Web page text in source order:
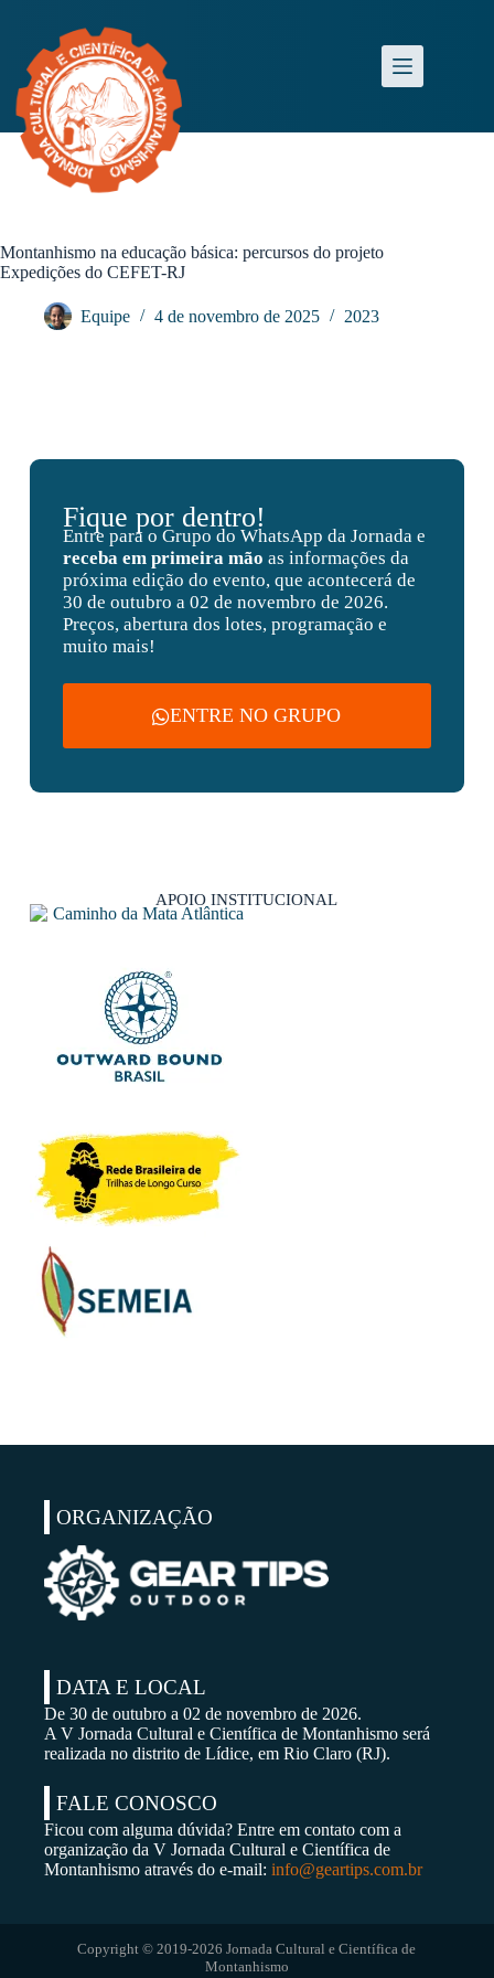
Montanhismo na educação básica: percursos do projeto
Expedições do CEFET-RJ
Equipe 4 de novembro de 2025 2023
Fique por dentro!
Entre para o Grupo do WhatsApp da Jornada e
receba em primeira mão as informações da
próxima edição do evento, que acontecerá de
30 de outubro a 02 de novembro de 2026.
Preços, abertura dos lotes, programação e
muito mais!
ENTRE NO GRUPO
APOIO INSTITUCIONAL
ORGANIZAÇÃO
DATA E LOCAL
De 30 de outubro a 02 de novembro de 2026.
A V Jornada Cultural e Científica de Montanhismo será
realizada no distrito de Lídice, em Rio Claro (RJ).
FALE CONOSCO
Ficou com alguma dúvida? Entre em contato com a
organização da V Jornada Cultural e Científica de
Montanhismo através do e-mail: info@geartips.com.br
Copyright © 2019-2026 Jornada Cultural e Científica de
Montanhismo